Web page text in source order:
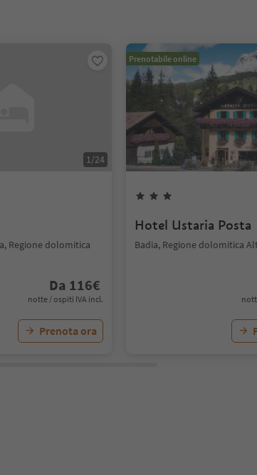
1/24
Regione dolomitica
Da 116€
notte / ospiti IVA incl.
Prenota ora
Prenotabile online
Hotel Ustaria Posta
Badia, Regione dolomitica